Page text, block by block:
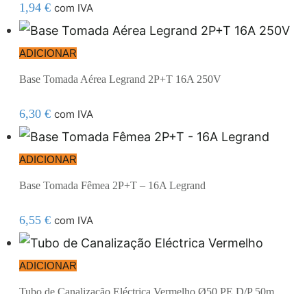
1,94 € com IVA
ADICIONAR
Base Tomada Aérea Legrand 2P+T 16A 250V
6,30 € com IVA
ADICIONAR
Base Tomada Fêmea 2P+T – 16A Legrand
6,55 € com IVA
ADICIONAR